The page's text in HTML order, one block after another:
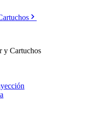
y Cartuchos